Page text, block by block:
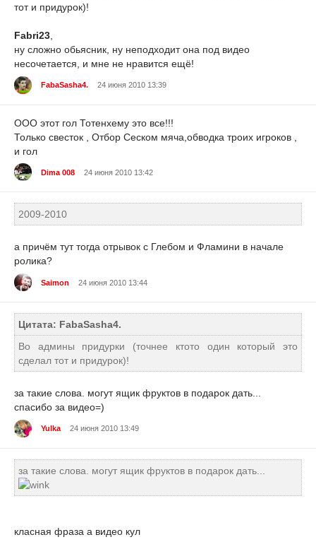
тот и придурок)!
Fabri23
ну сложно обьясник, ну неподходит она под видео
несочетается, и мне не нравится ещё!
FabaSasha4. 24 июня 2010 13:39
ООО этот гол Тотенхему это все!!!
Только свесток , Отбор Сеском мяча,обводка троих игроков ,
и гол
Dima 008 24 июня 2010 13:42
2009-2010
а причём тут тогда отрывок с Глебом и Фламини в начале
ролика?
Saimon 24 июня 2010 13:44
Цитата: FabaSasha4.
Во админы придурки (точнее ктото один который это
сделал тот и придурок)!
за такие слова. могут ящик фруктов в подарок дать...
спасибо за видео=)
Yulka 24 июня 2010 13:49
за такие слова. могут ящик фруктов в подарок дать...
класная фраза а видео кул